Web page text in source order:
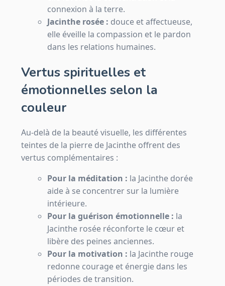
connexion à la terre.
Jacinthe rosée : douce et affectueuse,
elle éveille la compassion et le pardon
dans les relations humaines.
Vertus spirituelles et
émotionnelles selon la
couleur
Au-delà de la beauté visuelle, les différentes
teintes de la pierre de Jacinthe offrent des
vertus complémentaires :
Pour la méditation : la Jacinthe dorée
aide à se concentrer sur la lumière
intérieure.
Pour la guérison émotionnelle : la
Jacinthe rosée réconforte le cœur et
libère des peines anciennes.
Pour la motivation : la Jacinthe rouge
redonne courage et énergie dans les
périodes de transition.